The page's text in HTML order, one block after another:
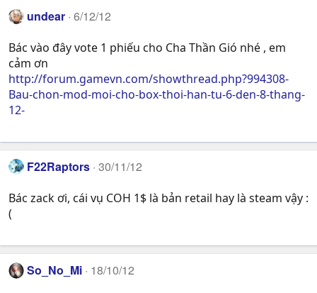
undear 6/12/12
Bác vào đây vote 1 phiếu cho Cha Thần Gió nhé , em
cảm ơn
http://forum.gamevn.com/showthread.php?994308-
Bau-chon-mod-moi-cho-box-thoi-han-tu-6-den-8-thang-
12-
F22Raptors 30/11/12
Bác zack ơi, cái vụ COH 1$ là bản retail hay là steam vậy :
(
So_No_Mi 18/10/12